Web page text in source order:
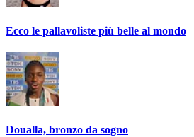
Ecco le pallavoliste più belle al mondo
Doualla, bronzo da sogno